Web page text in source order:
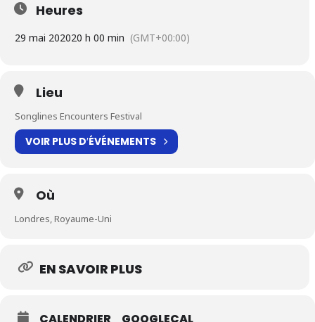
Heures
29 mai 202020 h 00 min (GMT+00:00)
Lieu
Songlines Encounters Festival
VOIR PLUS D′ÉVÉNEMENTS
Où
Londres, Royaume-Uni
EN SAVOIR PLUS